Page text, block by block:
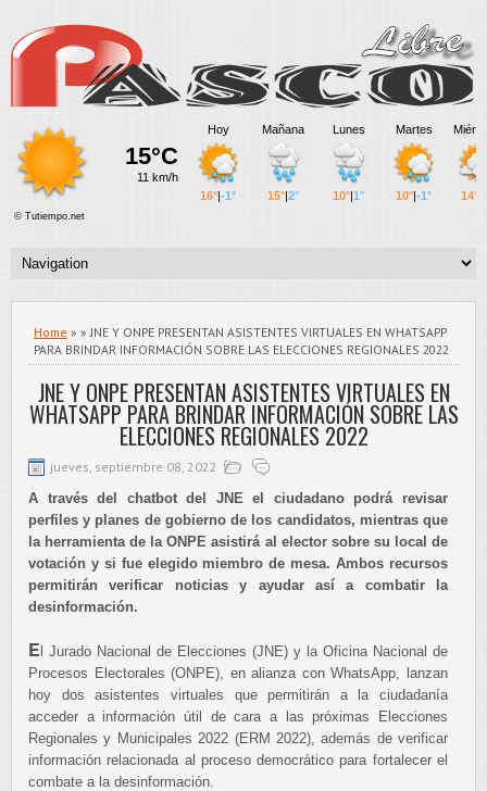
Home » » JNE Y ONPE PRESENTAN ASISTENTES VIRTUALES EN WHATSAPP
PARA BRINDAR INFORMACIÓN SOBRE LAS ELECCIONES REGIONALES 2022
JNE Y ONPE PRESENTAN ASISTENTES VIRTUALES EN
WHATSAPP PARA BRINDAR INFORMACIÓN SOBRE LAS
ELECCIONES REGIONALES 2022
jueves, septiembre 08, 2022
A través del chatbot del JNE el ciudadano podrá revisar
perfiles y planes de gobierno de los candidatos, mientras que
la herramienta de la ONPE asistirá al elector sobre su local de
votación y si fue elegido miembro de mesa. Ambos recursos
permitirán verificar noticias y ayudar así a combatir la
desinformación.
E l Jurado Nacional de Elecciones (JNE) y la Oficina Nacional de
Procesos Electorales (ONPE), en alianza con WhatsApp, lanzan
hoy dos asistentes virtuales que permitirán a la ciudadanía
acceder a información útil de cara a las próximas Elecciones
Regionales y Municipales 2022 (ERM 2022), además de verificar
información relacionada al proceso democrático para fortalecer el
combate a la desinformación.